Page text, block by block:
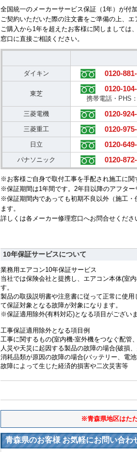
全国統一のメーカーサービス保証（1年）が付
ご契約いただいた際の注文書をご準備の上、
ご購入から1年を超えたお客様に関しましては
窓口に直接ご相談ください。
ダイキン 0120-
東芝
0120-
携帯電話・PHS
三菱電機 0120-
三菱重工 0120-
日立 0120-
パナソニック 0120-
※お客様ご自身で取付工事を手配され施工に関
※保証期間は1年間です。2年目以降のアフター
※保証期間内であっても初期不良以外（施工
ます。
詳しくは各メーカー修理窓口へお問合せくださ
10年保証サービスについて
業務用エアコン10年保証サービス
当社では保険会社と提携し、エアコン本体(室
す。
製品の取扱説明書や注意書に従って正常に使
て保証対象となる故障が対象になります。
※保証適用除外(有料対応)となる項目がございま
工事保証適用除外となる項目例
工事に関するもの(室内機-室外機をつなぐ配管
人災や天災に起因する製品の故障の場合(破損
消耗品類が原因の故障の場合(バッテリー、電
故障によって生じた経済的損害や二次災害等
※青森県地区はた
青森県のお客様 お気軽にお問い合わ